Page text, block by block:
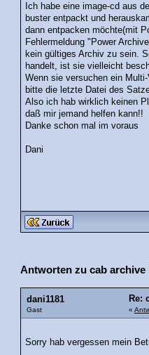
Ich habe eine image-cd aus
buster entpackt und
dann entpacken möchte(mit
Fehlermeldung "Power
kein gültiges Archiv zu sein.
handelt, ist sie vielleicht
Wenn sie versuchen ein
bitte die letzte Datei des
Also ich hab wirklich keinen
daß mir jemand helfen kann!!
Danke schon mal im voraus
Dani
Antworten zu cab
dani1181
Gast
Re:
«
Sorry hab vergessen mein